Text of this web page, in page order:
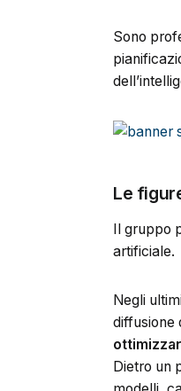
Sono
Le
Il gruppo
artificiale.
Negli
diffusione
Dietro un